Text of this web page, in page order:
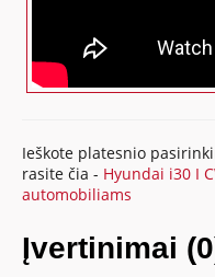
Ieškote platesnio
rasite čia - Hyundai i30 I
automobiliams
Įvertinimai